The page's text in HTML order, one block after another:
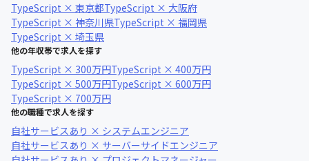
TypeScript × 東京都TypeScript × 大阪府
TypeScript × 神奈川県TypeScript × 福岡県
TypeScript × 埼玉県
他の年収帯で求人を探す
TypeScript × 300万円TypeScript × 400万円
TypeScript × 500万円TypeScript × 600万円
TypeScript × 700万円
他の職種で求人を探す
自社サービスあり × システムエンジニア
自社サービスあり × サーバーサイドエンジニア